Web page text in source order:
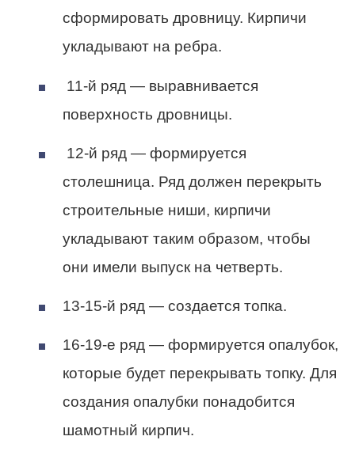
сформировать дровницу. Кирпичи
укладывают на ребра.
11-й ряд — выравнивается
поверхность дровницы.
12-й ряд — формируется
столешница. Ряд должен перекрыть
строительные ниши, кирпичи
укладывают таким образом, чтобы
они имели выпуск на четверть.
13-15-й ряд — создается топка.
16-19-е ряд — формируется опалубок,
которые будет перекрывать топку. Для
создания опалубки понадобится
шамотный кирпич.